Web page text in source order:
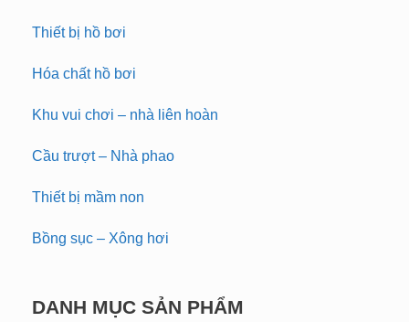
Thiết bị hồ bơi
Hóa chất hồ bơi
Khu vui chơi – nhà liên hoàn
Cầu trượt – Nhà phao
Thiết bị mầm non
Bồng sục – Xông hơi
DANH MỤC SẢN PHẨM